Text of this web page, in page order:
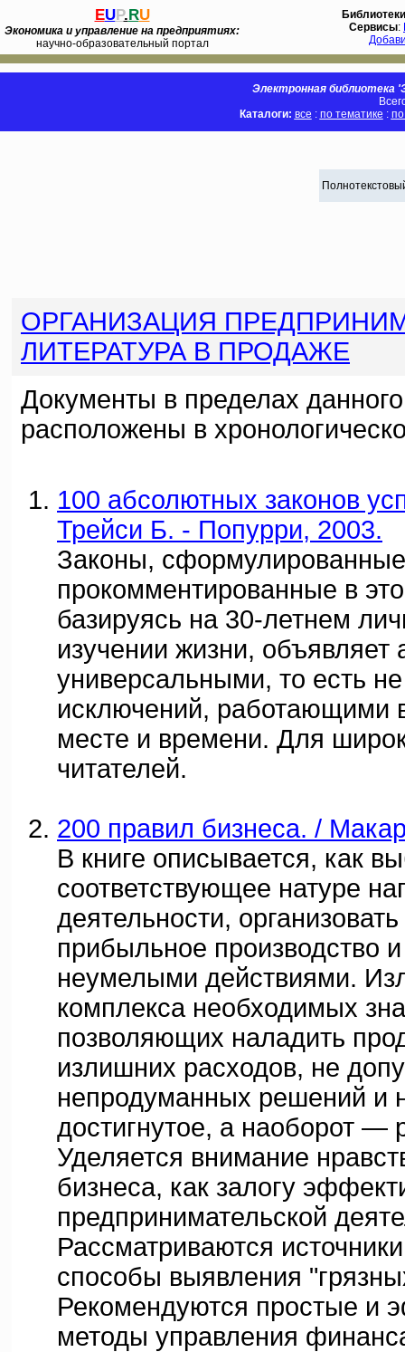
EUP.RU
Экономика и управление на предприятиях:
научно-образовательный портал
Библиотеки
Сервисы:
Электронная библиотека
Каталоги: все : по тематике :
ОРГАНИЗАЦИЯ
ЛИТЕРАТУРА В ПРОДАЖЕ
Документы в пределах
расположены в
100 абсолютных законов
Трейси Б. - Попурри, 2003.
Законы,
прокомментированные в
базируясь на 30-летнем
изучении жизни,
универсальными, то есть
исключений, работающими
месте и времени. Для
читателей.
200 правил бизнеса. /
В книге описывается, как
соответствующее натуре
деятельности,
прибыльное производство
неумелыми действиями.
комплекса необходимых
позволяющих наладить
излишних расходов, не
непродуманных решений и
достигнутое, а наоборот —
Уделяется внимание
бизнеса, как залогу
предпринимательской
Рассматриваются
способы выявления
Рекомендуются простые и
методы управления